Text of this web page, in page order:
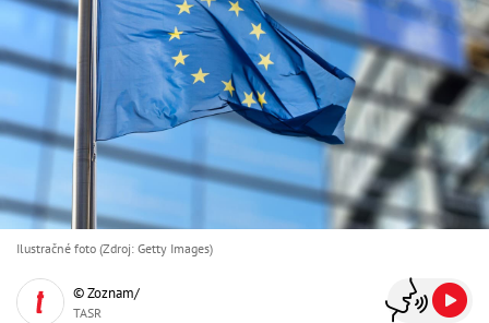
Ilustračné foto (Zdroj: Getty Images)
© Zoznam/
TASR